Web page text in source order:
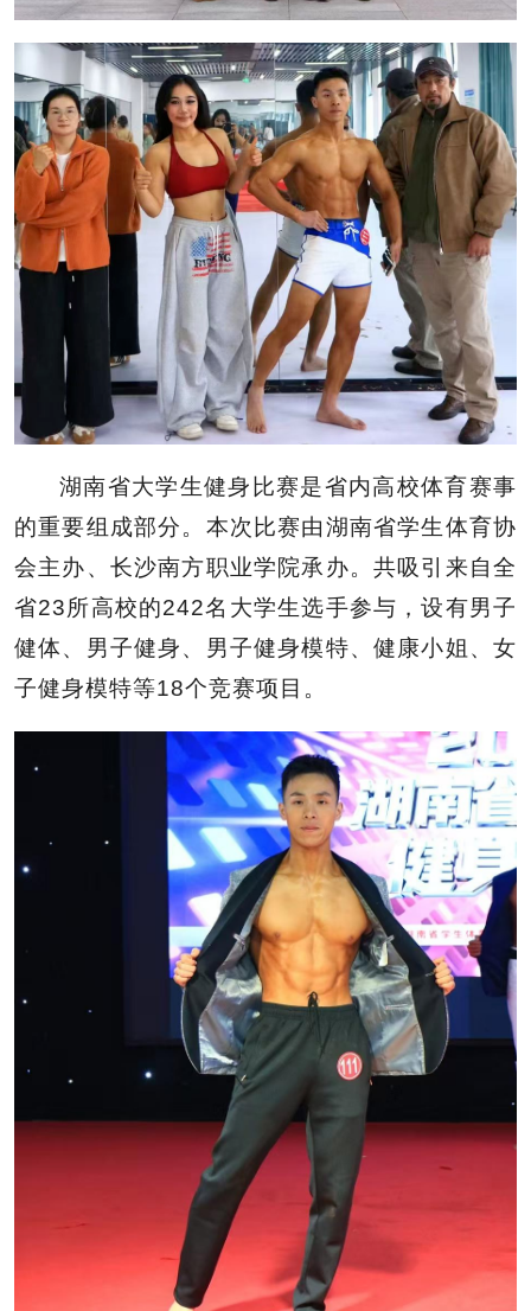
湖南省大学生健身比赛是省内高校体育赛事
的重要组成部分。本次比赛由湖南省学生体育协
会主办、长沙南方职业学院承办。共吸引来自全
省23所高校的242名大学生选手参与，设有男子
健体、男子健身、男子健身模特、健康小姐、女
子健身模特等18个竞赛项目。